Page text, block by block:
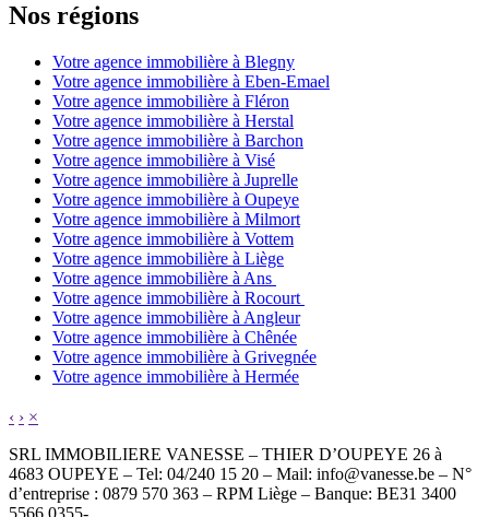
Nos régions
Votre agence immobilière à Blegny
Votre agence immobilière à Eben-Emael
Votre agence immobilière à Fléron
Votre agence immobilière à Herstal
Votre agence immobilière à Barchon
Votre agence immobilière à Visé
Votre agence immobilière à Juprelle
Votre agence immobilière à Oupeye
Votre agence immobilière à Milmort
Votre agence immobilière à Vottem
Votre agence immobilière à Liège
Votre agence immobilière à Ans
Votre agence immobilière à Rocourt
Votre agence immobilière à Angleur
Votre agence immobilière à Chênée
Votre agence immobilière à Grivegnée
Votre agence immobilière à Hermée
‹ › ×
SRL IMMOBILIERE VANESSE – THIER D’OUPEYE 26 à
4683 OUPEYE – Tel: 04/240 15 20 – Mail: info@vanesse.be – N°
d’entreprise : 0879 570 363 – RPM Liège – Banque: BE31 3400
5566 0355-